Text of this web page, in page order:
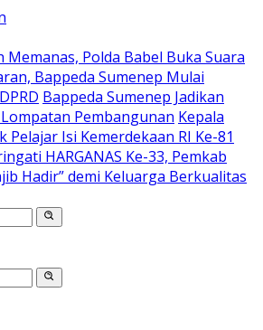
Memanas, Polda Babel Buka Suara
Bappeda Sumenep Mulai
Bappeda Sumenep Jadikan
Pembangunan Kepala
Pelajar Isi Kemerdekaan RI Ke-81
HARGANAS Ke-33, Pemkab
Hadir” demi Keluarga Berkualitas